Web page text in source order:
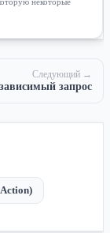
Следующий →
запрос